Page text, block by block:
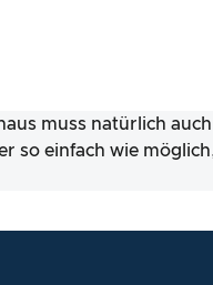
muss natürlich
so einfach wie